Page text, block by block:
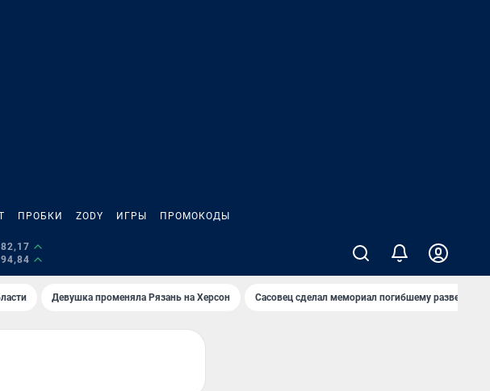
ПРОБКИ ZODY ИГРЫ ПРОМОКОДЫ
82,17
94,84
Девушка променяла Рязань на Херсон Сасовец сделал мемориал погибшему разведбату